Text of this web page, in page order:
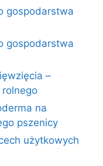
gospodarstwa
gospodarstwa
–
na
pszenicy
użytkowych